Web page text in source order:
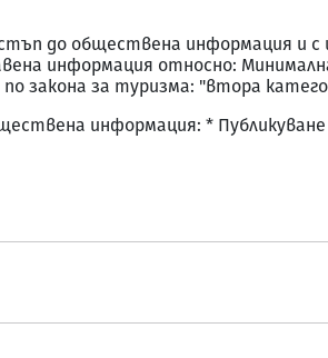
до обществена информация и
информация относно:
по закона за туризма: "втора
информация: *